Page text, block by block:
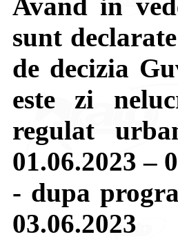
sunt
de decizia
este zi
regulat
01.06.2023 –
- dupa
03.06.2023